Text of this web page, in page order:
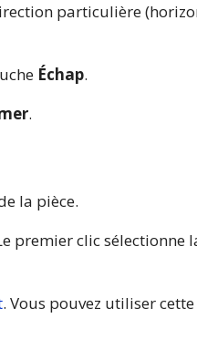
particulière
Échap.
.
la pièce.
premier clic sélectionne
. Vous pouvez utiliser